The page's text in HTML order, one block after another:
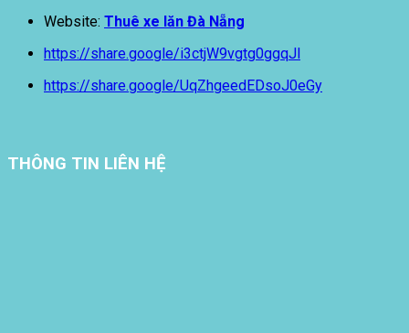
Website: Thuê xe lăn Đà Nẵng
https://share.google/i3ctjW9vgtg0ggqJl
https://share.google/UqZhgeedEDsoJ0eGy
THÔNG TIN LIÊN HỆ